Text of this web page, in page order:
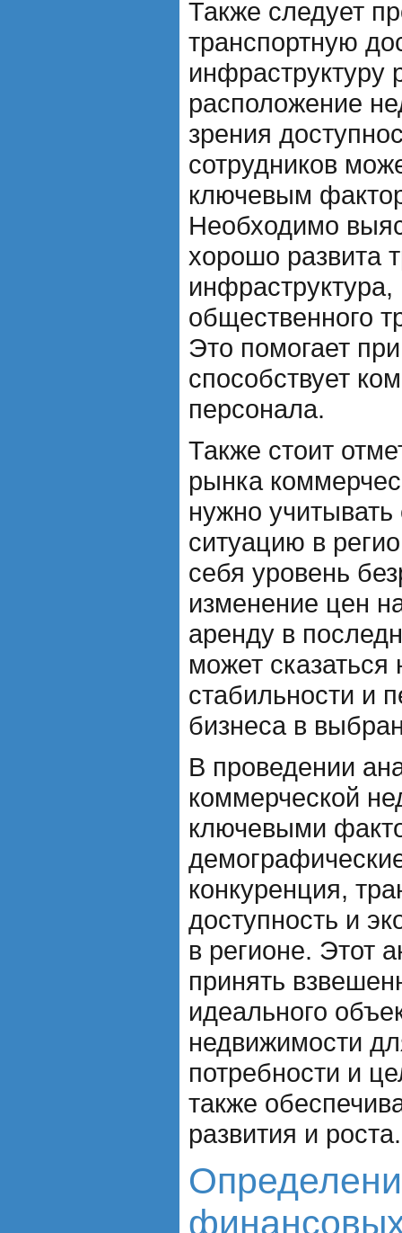
Также следует
транспортную
инфраструктуру
расположение
зрения
сотрудников
ключевым
Необходимо
хорошо развита
общественного
Это помогает
способствует
персонала.
Также стоит
рынка
нужно
ситуацию в
себя уровень
изменение цен
аренду в
может
стабильности и
бизнеса в
В проведении
коммерческой
ключевыми
конкуренция,
доступность и
в регионе. Этот
принять
идеального
недвижимости
потребности и
также
развития и роста.